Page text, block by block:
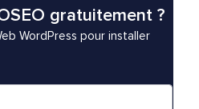
gratuitement ?
WordPress pour installer